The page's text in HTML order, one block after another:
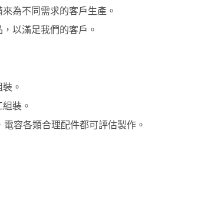
為不同需求的客戶生產。
以滿足我們的客戶。
。
裝。
電容各類合理配件都可評估製作。